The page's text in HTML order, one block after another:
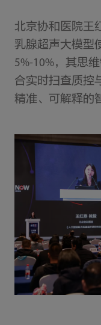
北京协和医院王
乳腺超声大模型
5%-10%，其思
合实时扫查质控
精准、可解释的